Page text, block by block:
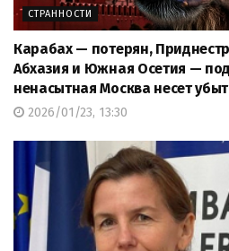
СТРАННОСТИ
Карабах — потерян,
Абхазия и Южная Осетия —
ненасытная Москва несет
2026/01/23, 13:30